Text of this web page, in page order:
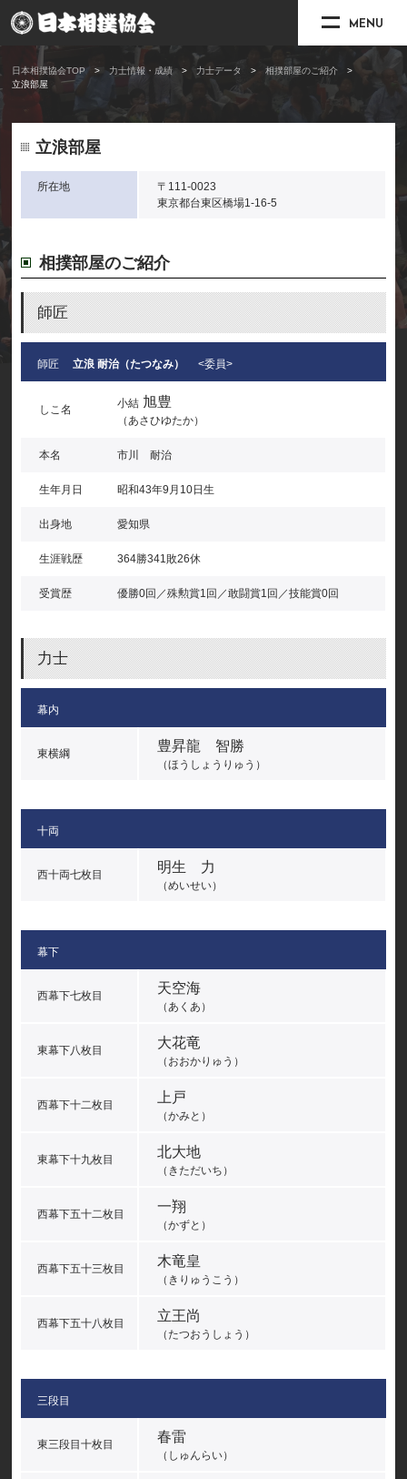
MENU
日本相撲協会TOP 力士情報・成績 力士データ
相撲部屋のご紹介
立浪部屋
立浪部屋
所在地
〒111-0023
東京都台東区橋場1-16-5
相撲部屋のご紹介
師匠
師匠 立浪 耐治（たつなみ） <委員>
しこ名 小結 旭豊
（あさひゆたか）
本名 市川 耐治
生年月日 昭和43年9月10日生
出身地 愛知県
生涯戦歴 364勝341敗26休
受賞歴 優勝0回／殊勲賞1回／敢闘賞1回／技能賞0回
力士
幕内
東横綱 豊昇龍 智勝
（ほうしょうりゅう）
十両
西十両七枚目 明生 力
（めいせい）
幕下
西幕下七枚目 天空海
（あくあ）
東幕下八枚目 大花竜
（おおかりゅう）
西幕下十二枚目 上戸
（かみと）
東幕下十九枚目 北大地
（きただいち）
西幕下五十二枚目 一翔
（かずと）
西幕下五十三枚目 木竜皇
（きりゅうこう）
西幕下五十八枚目 立王尚
（たつおうしょう）
三段目
東三段目十枚目 春雷
（しゅんらい）